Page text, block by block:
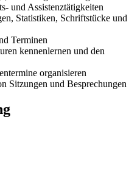
und Assistenztätigkeiten
Statistiken, Schriftstücke und
Terminen
kennenlernen und den
organisieren
Sitzungen und Besprechungen